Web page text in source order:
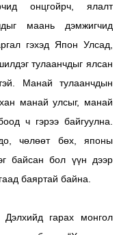
онцгойрч, ялалт
маань дэмжигчид
гэхэд Япон Улсад,
тулаанчдыг ялсан
Манай тулаанчдын
манай улсыг, манай
ч гэрээ байгуулна.
чөлөөт бөх, японы
байсан бол үүн дээр
баяртай байна.
гарах монгол